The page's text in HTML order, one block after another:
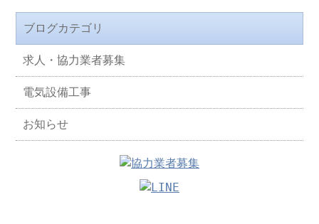
ブログカテゴリ
求人・協力業者募集
電気設備工事
お知らせ